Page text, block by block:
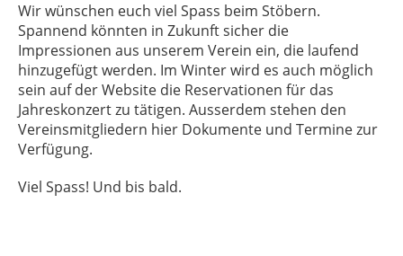
Wir wünschen euch viel Spass beim Stöbern.
Spannend könnten in Zukunft sicher die
Impressionen aus unserem Verein ein, die laufend
hinzugefügt werden. Im Winter wird es auch möglich
sein auf der Website die Reservationen für das
Jahreskonzert zu tätigen. Ausserdem stehen den
Vereinsmitgliedern hier Dokumente und Termine zur
Verfügung.
Viel Spass! Und bis bald.